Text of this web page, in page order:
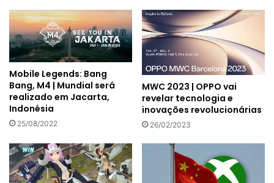
Mobile Legends: Bang
Bang, M4 | Mundial será
realizado em Jacarta,
Indonésia
25/08/2022
MWC 2023 | OPPO vai
revelar tecnologia e
inovações revolucionárias
26/02/2023